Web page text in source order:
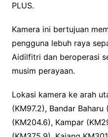
PLUS.
Kamera ini bertujuan
pengguna lebuh raya
Aidilfitri dan beroperasi
musim perayaan.
Lokasi kamera ke arah
(KM97.2), Bandar Baharu
(KM204.6), Kampar